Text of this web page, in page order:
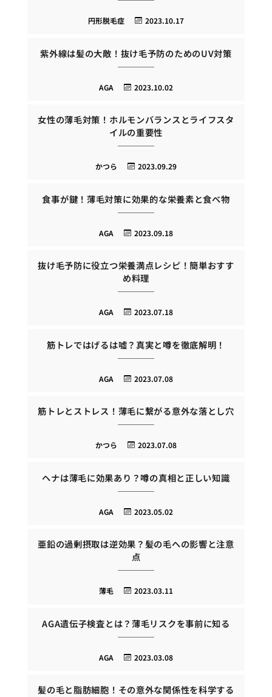
2023.10.17
円形脱毛症
紫外線は髪の大敵！抜け毛予防のためのUV対策
2023.10.02
AGA
女性の薄毛対策！ホルモンバランスとライフスタ
イルの重要性
2023.09.29
かつら
食事が鍵！薄毛対策に効果的な栄養素と食べ物
2023.09.18
AGA
抜け毛予防に役立つ栄養満点レシピ！簡単おすす
め料理
2023.07.18
AGA
筋トレではげるは嘘？真実と噂を徹底解明！
2023.07.08
AGA
筋トレとストレス！薄毛に繋がる意外な落とし穴
2023.07.08
かつら
ヘナは薄毛に効果あり？噂の真相と正しい知識
2023.05.02
AGA
亜鉛の過剰摂取は逆効果？髪の毛への影響と注意
点
2023.03.11
薄毛
AGA遺伝子検査とは？薄毛リスクを事前に知る
2023.03.08
AGA
髪の毛と脂肪細胞！その意外な関係性を科学する